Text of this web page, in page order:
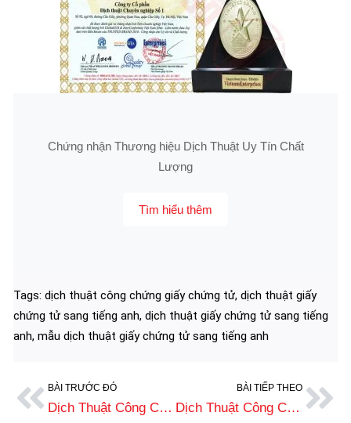
Chứng nhận Thương hiệu Dịch Thuật Uy Tín Chất
Lượng
Tìm hiểu thêm
Tags: dịch thuật công chứng giấy chứng tử, dịch thuật giấy
chứng tử sang tiếng anh, dịch thuật giấy chứng tử sang tiếng
anh, mẫu dịch thuật giấy chứng tử sang tiếng anh
BÀI TRƯỚC ĐÓ
Dịch Thuật Công Chứng Giấy Chứng Tử Sang Tiếng Trung Lấy Nhanh
BÀI TIẾP THEO
Dịch Thuật Công Chứng Giấy Khám Sức Khỏe Giá Tốt, Uy Tín